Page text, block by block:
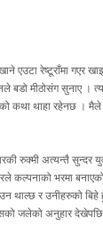
एउटा रेष्टूराँमा गएर
मीठोसंग सुनाए ।
कथा थाहा रहेनछ ।
रुक्मी अत्यन्तै
कल्पनाको भरमा
थाल्छ र उनीहरुको बिहे
जलेको अनुहार